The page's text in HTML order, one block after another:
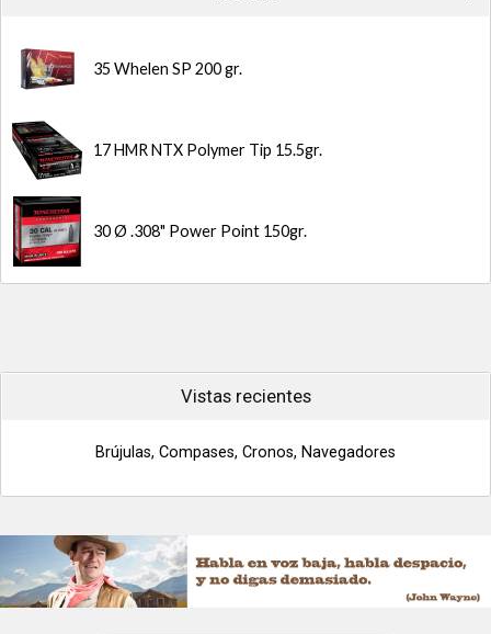
35 Whelen SP 200 gr.
17 HMR NTX Polymer Tip 15.5gr.
30 Ø .308" Power Point 150gr.
Vistas recientes
Brújulas, Compases, Cronos, Navegadores